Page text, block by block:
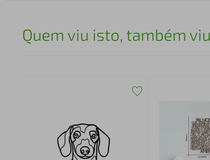
Quem viu isto, também